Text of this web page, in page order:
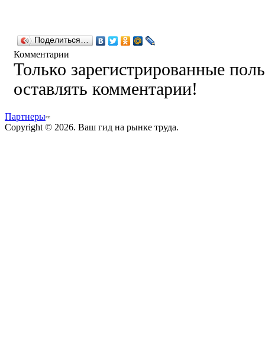
Поделиться…
Комментарии
Только зарегистрированные
оставлять комментарии!
Партнеры
Copyright © 2026. Ваш гид на рынке труда.